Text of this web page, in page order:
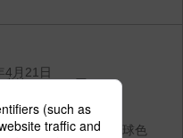
4月21日
抜):91,000円
lm/W
光色（6500K）／電球色